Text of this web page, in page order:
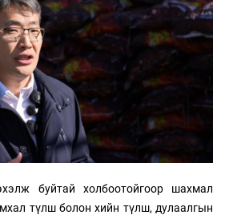
буйтай холбоотойгоор шахмал
түлш болон хийн түлш, дулаалгын